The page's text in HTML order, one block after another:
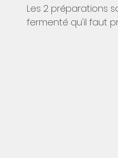
Les 2 préparations
fermenté qu'il faut